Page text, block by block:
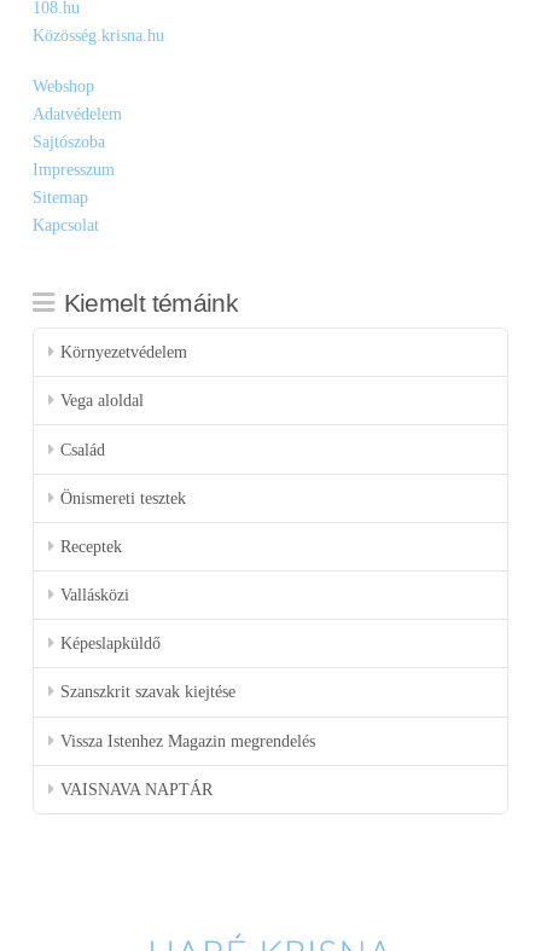
108.hu
Közösség.krisna.hu
Webshop
Adatvédelem
Sajtószoba
Impresszum
Sitemap
Kapcsolat
Kiemelt témáink
Környezetvédelem
Vega aloldal
Család
Önismereti tesztek
Receptek
Vallásközi
Képeslapküldő
Szanszkrit szavak kiejtése
Vissza Istenhez Magazin megrendelés
VAISNAVA NAPTÁR